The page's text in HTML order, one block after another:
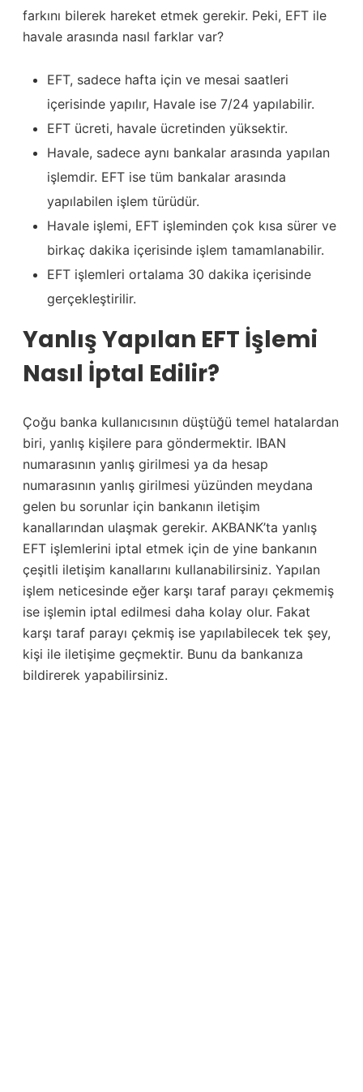
farkını bilerek hareket etmek gerekir. Peki, EFT ile
havale arasında nasıl farklar var?
EFT, sadece hafta için ve mesai saatleri
içerisinde yapılır, Havale ise 7/24 yapılabilir.
EFT ücreti, havale ücretinden yüksektir.
Havale, sadece aynı bankalar arasında yapılan
işlemdir. EFT ise tüm bankalar arasında
yapılabilen işlem türüdür.
Havale işlemi, EFT işleminden çok kısa sürer ve
birkaç dakika içerisinde işlem tamamlanabilir.
EFT işlemleri ortalama 30 dakika içerisinde
gerçekleştirilir.
Yanlış Yapılan EFT İşlemi
Nasıl İptal Edilir?
Çoğu banka kullanıcısının düştüğü temel hatalardan
biri, yanlış kişilere para göndermektir. IBAN
numarasının yanlış girilmesi ya da hesap
numarasının yanlış girilmesi yüzünden meydana
gelen bu sorunlar için bankanın iletişim
kanallarından ulaşmak gerekir. AKBANK’ta yanlış
EFT işlemlerini iptal etmek için de yine bankanın
çeşitli iletişim kanallarını kullanabilirsiniz. Yapılan
işlem neticesinde eğer karşı taraf parayı çekmemiş
ise işlemin iptal edilmesi daha kolay olur. Fakat
karşı taraf parayı çekmiş ise yapılabilecek tek şey,
kişi ile iletişime geçmektir. Bunu da bankanıza
bildirerek yapabilirsiniz.